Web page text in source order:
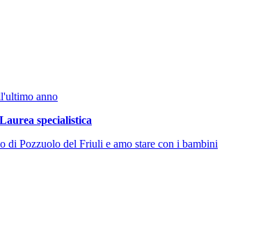
anno
Laurea specialistica
di Pozzuolo del Friuli e amo stare con i bambini